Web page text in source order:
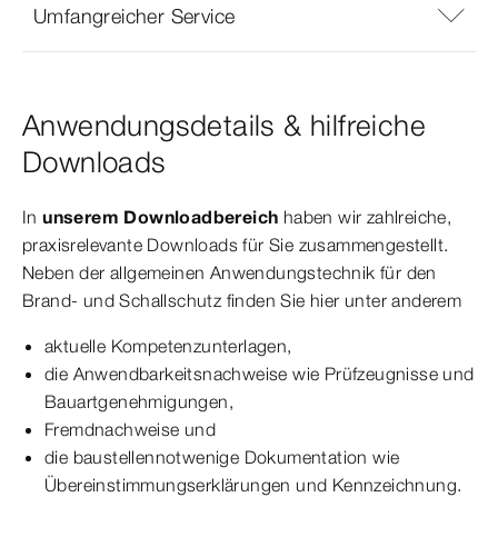
Umfangreicher Service
Anwendungsdetails & hilfreiche
Downloads
Inunserem Downloadbereich haben wir zahlreiche,
praxisrelevante Downloads für Sie zusammengestellt.
Neben der allgemeinen Anwendungstechnik für den
Brand- und Schallschutz finden Sie hier unter anderem
aktuelle Kompetenzunterlagen,
die Anwendbarkeitsnachweise wie Prüfzeugnisse und
Bauartgenehmigungen,
Fremdnachweise und
die baustellennotwenige Dokumentation wie
Übereinstimmungserklärungen und Kennzeichnung.